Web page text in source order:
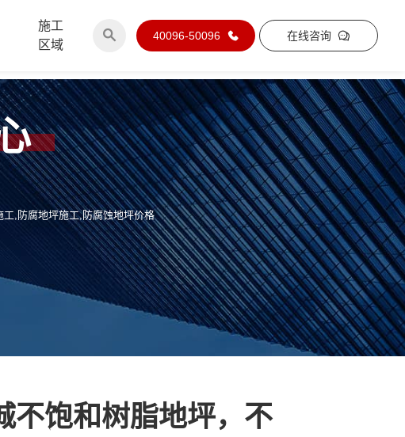
施工
区域
40096-50096 在线咨询
,防腐地坪施工,防腐蚀地坪价格
不饱和树脂地坪，不